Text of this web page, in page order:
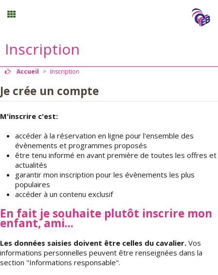
Stages vacances
Mon compte
0 Panier
Contact
Inscription
Accueil > Inscription
Je crée un compte
M'inscrire c'est:
accéder à la réservation en ligne pour l'ensemble des
évènements et programmes proposés
être tenu informé en avant première de toutes les offres et
actualités
garantir mon inscription pour les évènements les plus
populaires
accéder à un contenu exclusif
En fait je souhaite plutôt inscrire mon
enfant, ami...
Les données saisies doivent être celles du cavalier. Vos
informations personnelles peuvent être renseignées dans la
section "Informations responsable".